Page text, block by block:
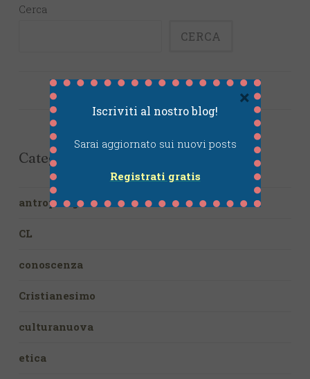
Cerca
CERCA
Categories
antropologia
CL
conoscenza
Cristianesimo
culturanuova
etica
Iscriviti al nostro blog!
Sarai aggiornato sui nuovi posts
Registrati gratis
×